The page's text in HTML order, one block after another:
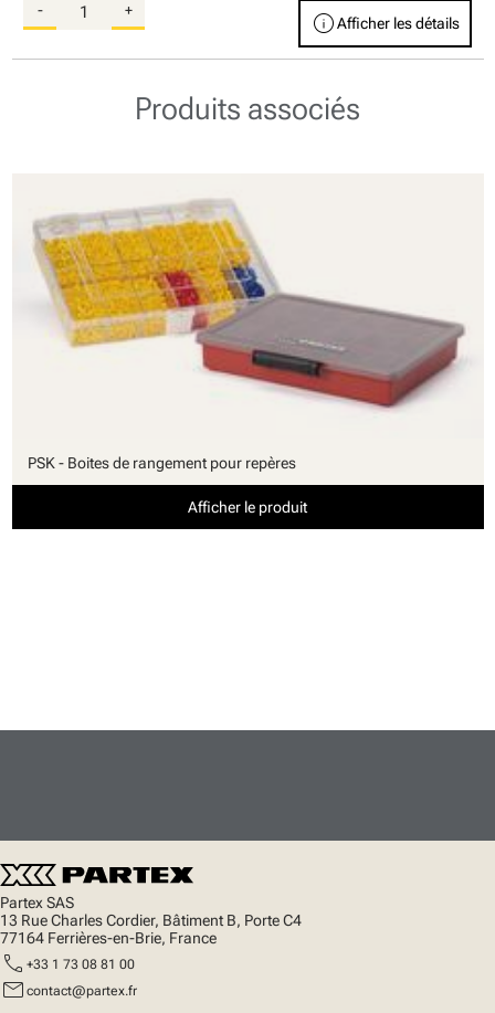
- + infoAfficher les détails
Produits associés
PSK - Boites de rangement pour repères
Afficher le produit
Partex SAS
13 Rue Charles Cordier, Bâtiment B, Porte C4
77164 Ferrières-en-Brie, France
call +33 1 73 08 81 00
mail contact@partex.fr